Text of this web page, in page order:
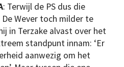
: Terwijl de PS dus die
Wever toch milder te
in Terzake alvast over het
standpunt innam: ‘Er
aanwezig om het